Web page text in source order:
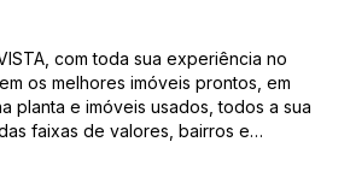
VISTA, com toda sua experiência no
os melhores imóveis prontos, em
planta e imóveis usados, todos a sua
faixas de valores, bairros e